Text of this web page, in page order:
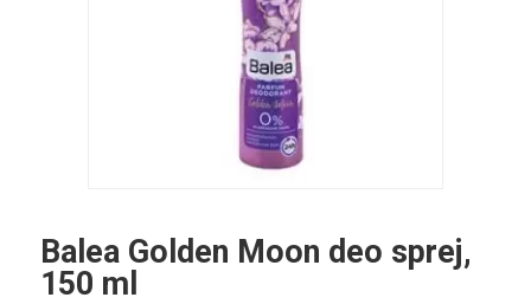
Balea Golden Moon deo sprej,
150 ml